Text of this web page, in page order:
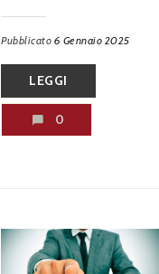
Pubblicato 6 Gennaio 2025
LEGGI
0